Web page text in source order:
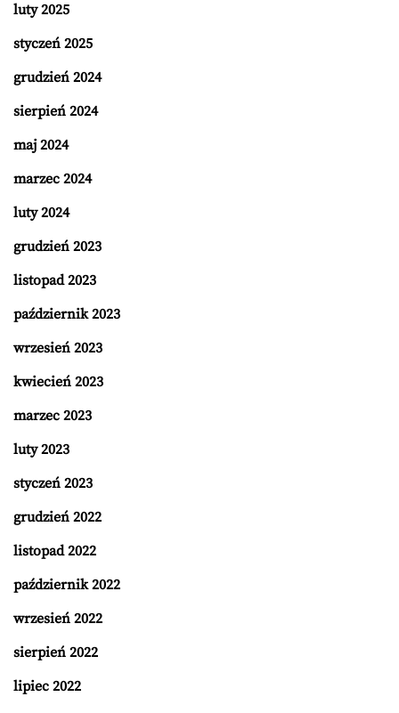
luty 2025
styczeń 2025
grudzień 2024
sierpień 2024
maj 2024
marzec 2024
luty 2024
grudzień 2023
listopad 2023
październik 2023
wrzesień 2023
kwiecień 2023
marzec 2023
luty 2023
styczeń 2023
grudzień 2022
listopad 2022
październik 2022
wrzesień 2022
sierpień 2022
lipiec 2022